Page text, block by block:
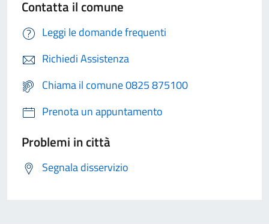
Contatta il comune
Leggi le domande frequenti
Richiedi Assistenza
Chiama il comune 0825 875100
Prenota un appuntamento
Problemi in città
Segnala disservizio